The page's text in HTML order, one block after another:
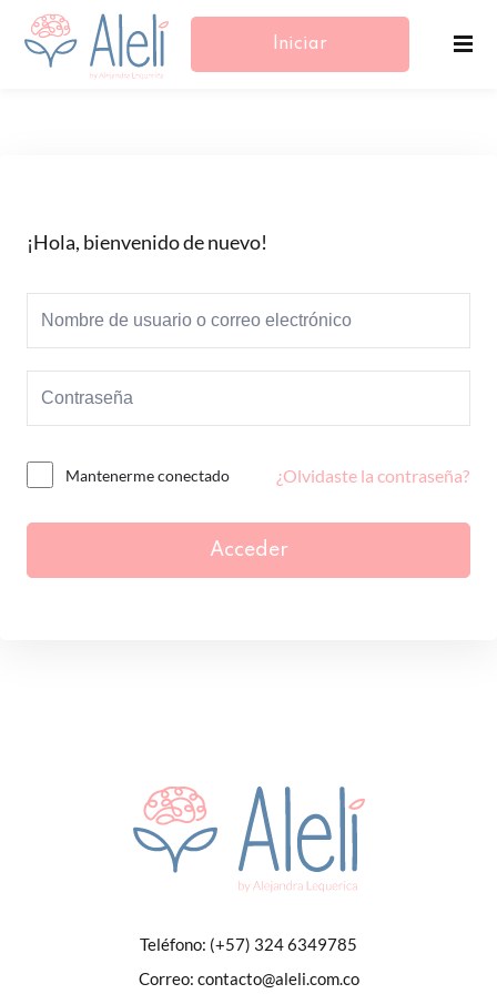
Iniciar
¡Hola, bienvenido de nuevo!
Mantenerme conectado ¿Olvidaste la contraseña?
Acceder
Teléfono: (+57) 324 6349785
Correo: contacto@aleli.com.co